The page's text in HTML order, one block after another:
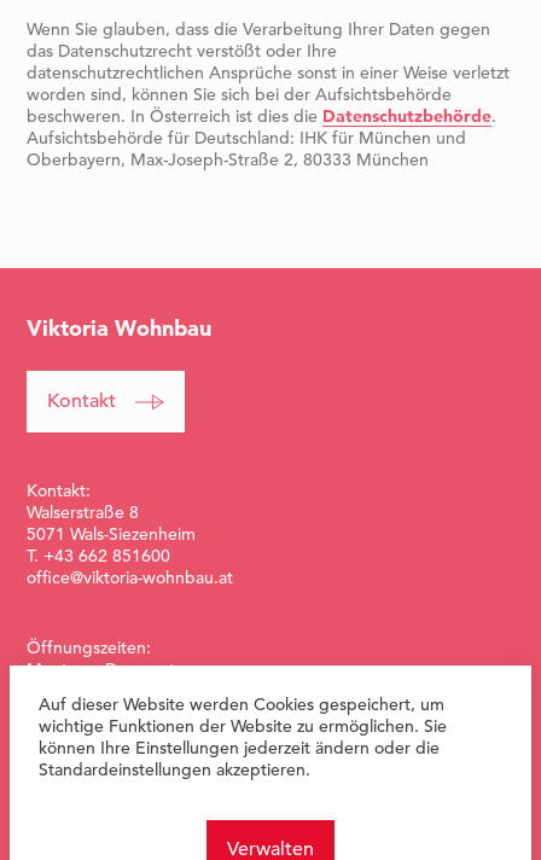
Wenn Sie glauben, dass die Verarbeitung Ihrer Daten gegen
das Datenschutzrecht verstößt oder Ihre
datenschutzrechtlichen Ansprüche sonst in einer Weise verletzt
worden sind, können Sie sich bei der Aufsichtsbehörde
beschweren. In Österreich ist dies die Datenschutzbehörde.
Aufsichtsbehörde für Deutschland: IHK für München und
Oberbayern, Max-Joseph-Straße 2, 80333 München
Auf dieser Website werden Cookies gespeichert, um
wichtige Funktionen der Website zu ermöglichen. Sie
können Ihre Einstellungen jederzeit ändern oder die
Standardeinstellungen akzeptieren.
Verwalten
Viktoria Wohnbau
Kontakt
Kontakt:
Walserstraße 8
5071 Wals-Siezenheim
T. +43 662 851600
office@viktoria-wohnbau.at
Öffnungszeiten:
Montag – Donnerstag:
Freitag:
08:00-12:00 Uhr